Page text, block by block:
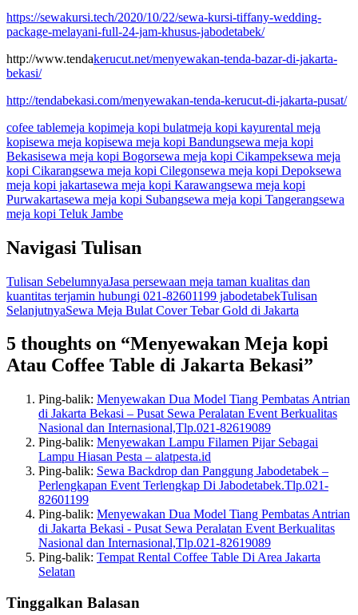
https://sewakursi.tech/2020/10/22/sewa-kursi-tiffany-wedding-
package-melayani-full-24-jam-khusus-jabodetabek/
http://www.tendakerucut.net/menyewakan-tenda-bazar-di-jakarta-
bekasi/
http://tendabekasi.com/menyewakan-tenda-kerucut-di-jakarta-pusat/
cofee tablemeja kopimeja kopi bulatmeja kopi kayurental meja
kopisewa meja kopisewa meja kopi Bandungsewa meja kopi
Bekasisewa meja kopi Bogorsewa meja kopi Cikampeksewa meja
kopi Cikarangsewa meja kopi Cilegonsewa meja kopi Depoksewa
meja kopi jakartasewa meja kopi Karawangsewa meja kopi
Purwakartasewa meja kopi Subangsewa meja kopi Tangerangsewa
meja kopi Teluk Jambe
Navigasi Tulisan
Tulisan SebelumnyaJasa persewaan meja taman kualitas dan
kuantitas terjamin hubungi 021-82601199 jabodetabekTulisan
SelanjutnyaSewa Meja Bulat Cover Tebar Gold di Jakarta
5 thoughts on “Menyewakan Meja kopi
Atau Coffee Table di Jakarta Bekasi”
Ping-balik: Menyewakan Dua Model Tiang Pembatas Antrian
di Jakarta Bekasi – Pusat Sewa Peralatan Event Berkualitas
Nasional dan Internasional,Tlp.021-82619089
Ping-balik: Menyewakan Lampu Filamen Pijar Sebagai
Lampu Hiasan Pesta – alatpesta.id
Ping-balik: Sewa Backdrop dan Panggung Jabodetabek –
Perlengkapan Event Terlengkap Di Jabodetabek.Tlp.021-
82601199
Ping-balik: Menyewakan Dua Model Tiang Pembatas Antrian
di Jakarta Bekasi - Pusat Sewa Peralatan Event Berkualitas
Nasional dan Internasional,Tlp.021-82619089
Ping-balik: Tempat Rental Coffee Table Di Area Jakarta
Selatan
Tinggalkan Balasan